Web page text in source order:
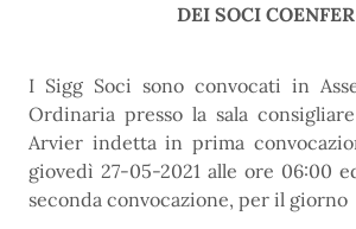
DEI SOCI COENFER
I Sigg Soci sono convocati in
Ordinaria presso la sala
Arvier indetta in prima
giovedì 27-05-2021 alle ore 06:00
seconda convocazione, per il giorno